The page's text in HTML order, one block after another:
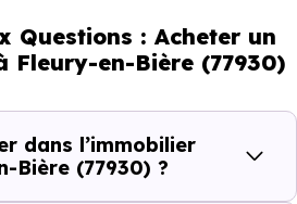
73.2 % d'actifs), 23.28 % de
et 17.42 % d'enfants. Un profil
et les typologies de biens les
Questions : Acheter un
Fleury-en-Bière (77930)
dans l’immobilier
Bière (77930) ?